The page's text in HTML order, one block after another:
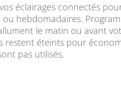
éclairages connectés
hebdomadaires.
le matin ou avant
restent éteints pour
pas utilisés.